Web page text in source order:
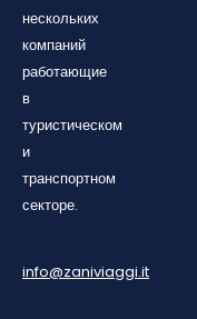
нескольких
компаний
работающие
в
туристическом
и
транспортном
секторе.
info@zaniviaggi.it